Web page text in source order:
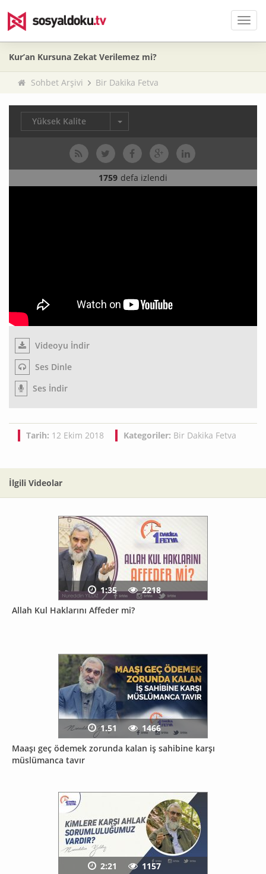
Menü
Kur’an Kursuna Zekat Verilemez mi?
Sohbet Arşivi Bir Dakika Fetva
Yüksek Kalite
1759 defa izlendi
Videoyu İndir
Ses Dinle
Ses İndir
Tarih: 12 Ekim 2018 Kategoriler: Bir Dakika Fetva
İlgili Videolar
Allah Kul Haklarını Affeder mi?
1:35 2218
Maaşı geç ödemek zorunda kalan iş sahibine karşı
müslümanca tavır
1.51 1466
2:21 1157